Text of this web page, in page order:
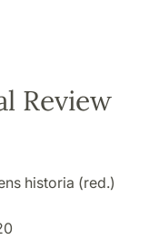
Review
historia (red.)